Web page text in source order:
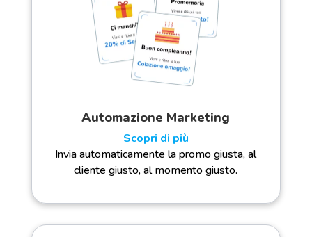
Automazione Marketing
Scopri di più
Invia automaticamente la promo giusta, al
cliente giusto, al momento giusto.